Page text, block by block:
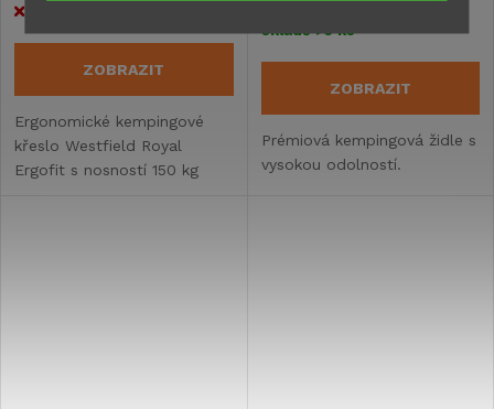
ZOBRAZIT
Ergonomické kempingové
křeslo Westfield Royal
Ergofit s nosností 150 kg
skladě>5 ks
ZOBRAZIT
Prémiová kempingová židle s
vysokou odolností.